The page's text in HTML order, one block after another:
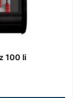
100 Ii